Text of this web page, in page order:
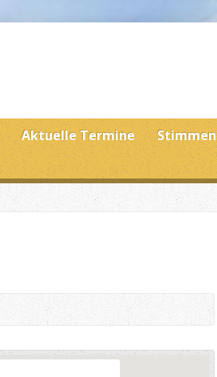
Aktuelle Termine Stimmen